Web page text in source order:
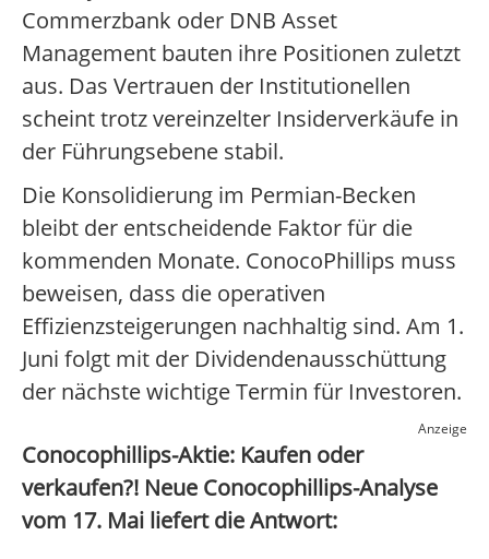
Commerzbank oder DNB Asset
Management bauten ihre Positionen zuletzt
aus. Das Vertrauen der Institutionellen
scheint trotz vereinzelter Insiderverkäufe in
der Führungsebene stabil.
Die Konsolidierung im Permian-Becken
bleibt der entscheidende Faktor für die
kommenden Monate. ConocoPhillips muss
beweisen, dass die operativen
Effizienzsteigerungen nachhaltig sind. Am 1.
Juni folgt mit der Dividendenausschüttung
der nächste wichtige Termin für Investoren.
Anzeige
Conocophillips-Aktie: Kaufen oder
verkaufen?! Neue Conocophillips-Analyse
vom 17. Mai liefert die Antwort: